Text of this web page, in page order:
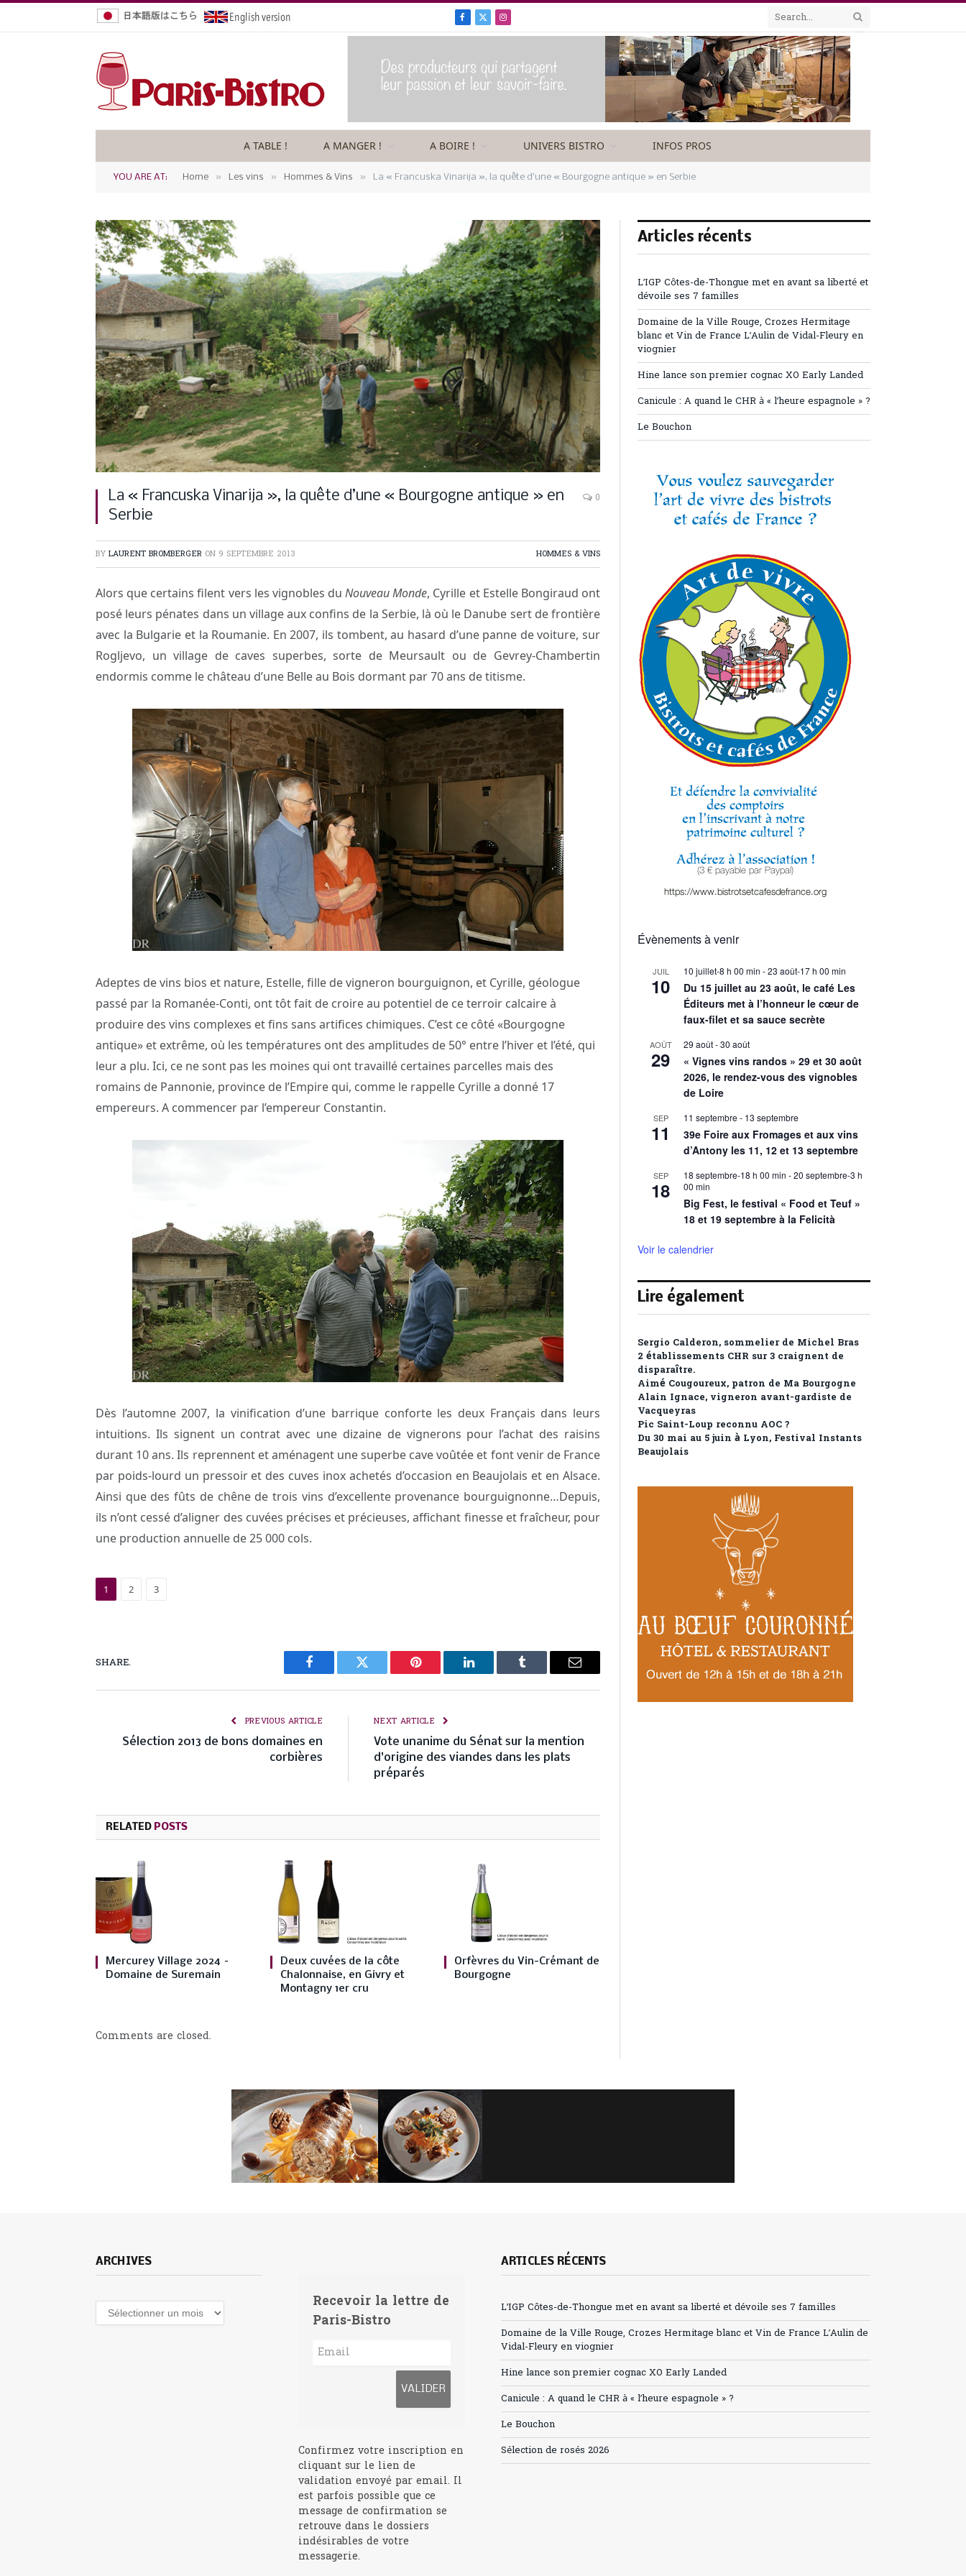
Facebook
X
(Twitter)
Instagram
A TABLE ! A MANGER ! A BOIRE ! UNIVERS BISTRO INFOS PROS
YOU ARE AT: Home » Les vins » Hommes & Vins » La « Francuska Vinarija », la quête d’une « Bourgogne antique » en Serbie
La « Francuska Vinarija », la quête d’une « Bourgogne antique » en
Serbie
0
BY LAURENT BROMBERGER ON 9 SEPTEMBRE 2013 HOMMES & VINS
Alors que certains filent vers les vignobles duNouveau Monde, Cyrille et Estelle Bongiraud ont
posé leurs pénates dans un village aux confins de la Serbie, là où le Danube sert de frontière
avec la Bulgarie et la Roumanie. En 2007, ils tombent, au hasard d’une panne de voiture, sur
Rogljevo, un village de caves superbes, sorte de Meursault ou de Gevrey-Chambertin
endormis comme le château d’une Belle au Bois dormant par 70 ans de titisme.
Adeptes de vins bios et nature, Estelle, fille de vigneron bourguignon, et Cyrille, géologue
passé par la Romanée-Conti, ont tôt fait de croire au potentiel de ce terroir calcaire à
produire des vins complexes et fins sans artifices chimiques. C’est ce côté «Bourgogne
antique» et extrême, où les températures ont des amplitudes de 50° entre l’hiver et l’été, qui
leur a plu. Ici, ce ne sont pas les moines qui ont travaillé certaines parcelles mais des
romains de Pannonie, province de l’Empire qui, comme le rappelle Cyrille a donné 17
empereurs. A commencer par l’empereur Constantin.
Dès l’automne 2007, la vinification d’une barrique conforte les deux Français dans leurs
intuitions. Ils signent un contrat avec une dizaine de vignerons pour l’achat des raisins
durant 10 ans. Ils reprennent et aménagent une superbe cave voûtée et font venir de France
par poids-lourd un pressoir et des cuves inox achetés d’occasion en Beaujolais et en Alsace.
Ainsi que des fûts de chêne de trois vins d’excellente provenance bourguignonne…Depuis,
ils n’ont cessé d’aligner des cuvées précises et précieuses, affichant finesse et fraîcheur, pour
une production annuelle de 25 000 cols.
1 2 3
SHARE.
Facebook Twitter Pinterest LinkedIn Tumblr Email
PREVIOUS ARTICLE
Sélection 2013 de bons domaines en
corbières
NEXT ARTICLE
Vote unanime du Sénat sur la mention
d’origine des viandes dans les plats
préparés
RELATED POSTS
Mercurey Village 2024 –
Domaine de Suremain
Deux cuvées de la côte
Chalonnaise, en Givry et
Montagny 1er cru
Orfèvres du Vin-Crémant de
Bourgogne
Comments are closed.
Articles récents
L’IGP Côtes-de-Thongue met en avant sa liberté et
dévoile ses 7 familles
Domaine de la Ville Rouge, Crozes Hermitage
blanc et Vin de France L’Aulin de Vidal-Fleury en
viognier
Hine lance son premier cognac XO Early Landed
Canicule : A quand le CHR à « l’heure espagnole » ?
Le Bouchon
Évènements à venir
JUIL
10
10 juillet-8 h 00 min -23 août-17 h 00 min
Du 15 juillet au 23 août, le café Les
Éditeurs met à l’honneur le cœur de
faux-filet et sa sauce secrète
AOÛT
29
29 août-30 août
« Vignes vins randos » 29 et 30 août
2026, le rendez-vous des vignobles
de Loire
SEP
11
11 septembre - 13 septembre
39e Foire aux Fromages et aux vins
d’Antony les 11, 12 et 13 septembre
SEP
18
18 septembre-18 h 00 min -20 septembre-3 h
00 min
Big Fest, le festival « Food et Teuf »
18 et 19 septembre à la Felicità
Voir le calendrier
Lire également
Sergio Calderon, sommelier de Michel Bras
2 établissements CHR sur 3 craignent de
disparaître.
Aimé Cougoureux, patron de Ma Bourgogne
Alain Ignace, vigneron avant-gardiste de
Vacqueyras
Pic Saint-Loup reconnu AOC ?
Du 30 mai au 5 juin à Lyon, Festival Instants
Beaujolais
ARCHIVES
Archives
Recevoir la lettre de
Paris-Bistro
Confirmez votre inscription en
cliquant sur le lien de
validation envoyé par email. Il
est parfois possible que ce
message de confirmation se
retrouve dans le dossiers
indésirables de votre
messagerie.
ARTICLES RÉCENTS
L’IGP Côtes-de-Thongue met en avant sa liberté et dévoile ses 7 familles
Domaine de la Ville Rouge, Crozes Hermitage blanc et Vin de France L’Aulin de
Vidal-Fleury en viognier
Hine lance son premier cognac XO Early Landed
Canicule : A quand le CHR à « l’heure espagnole » ?
Le Bouchon
Sélection de rosés 2026